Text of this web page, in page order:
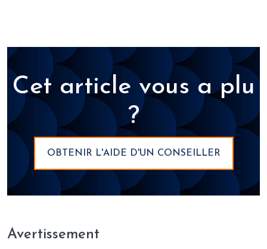
aussi des risques — d’autant plus que
des études récentes mettent en
exergue un marché francilien en
pleine mutation.</p>
Cet article vous a plu
?
OBTENIR L'AIDE D'UN CONSEILLER
Avertissement